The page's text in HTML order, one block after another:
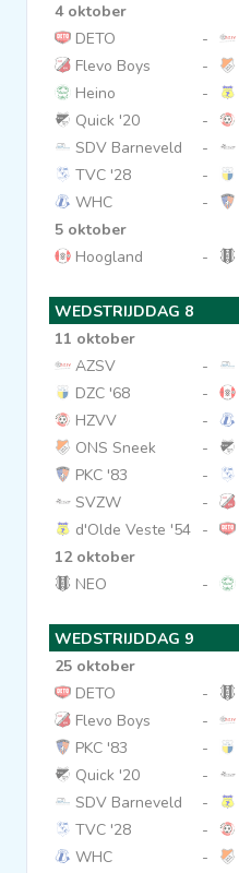
4 oktober
DETO
-
Flevo Boys
-
Heino
-
Quick '20
-
SDV Barneveld
-
TVC '28
-
WHC
-
5 oktober
Hoogland
-
WEDSTRIJDDAG 8
11 oktober
AZSV
-
DZC '68
-
HZVV
-
ONS Sneek
-
PKC '83
-
SVZW
-
d'Olde Veste '54 -
12 oktober
NEO
-
WEDSTRIJDDAG 9
25 oktober
DETO
-
Flevo Boys
-
PKC '83
-
Quick '20
-
SDV Barneveld
-
TVC '28
-
WHC
-